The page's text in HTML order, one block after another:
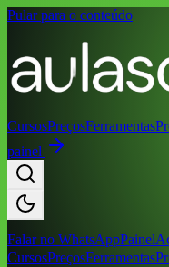
Pular para o conteúdo
CursosPreçosFerramentas
painel
Falar no WhatsAppPainel
CursosPreçosFerramentas